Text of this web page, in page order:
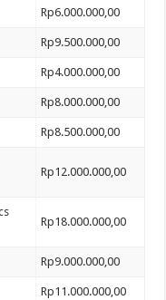
Rp6.000.000,00
Rp9.500.000,00
Rp4.000.000,00
Rp8.000.000,00
Rp8.500.000,00
Rp12.000.000,00
Rp18.000.000,00
Rp9.000.000,00
Rp11.000.000,00